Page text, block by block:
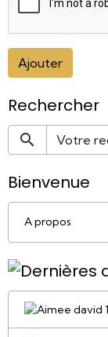
Ajouter
Rechercher
Bienvenue
A propos